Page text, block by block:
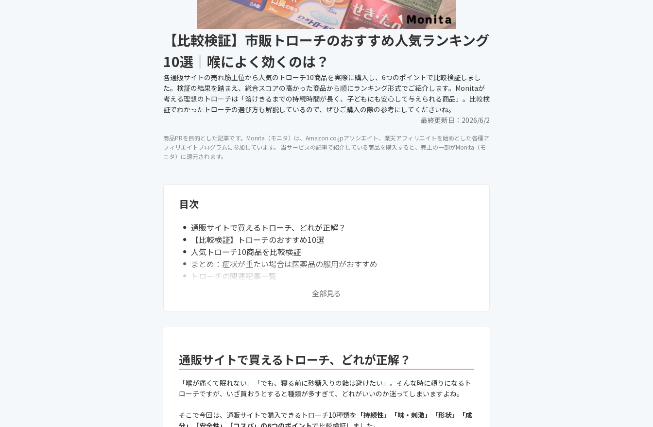
【比較検証】市販トローチのおすすめ人気ランキング
10選｜喉によく効くのは？
各通販サイトの売れ筋上位から人気のトローチ10商品を実際に購入し、6つのポイントで比較検証しまし
た。検証の結果を踏まえ、総合スコアの高かった商品から順にランキング形式でご紹介します。Monitaが
考える理想のトローチは「溶けきるまでの持続時間が長く、子どもにも安心して与えられる商品」。比較検
証でわかったトローチの選び方も解説しているので、ぜひご購入の際の参考にしてくださいね。
最終更新日： 2026/6/2
商品PRを目的とした記事です。Monita（モニタ）は、Amazon.co.jpアソシエイト、楽天アフィリエイトを始めとした各種ア
フィリエイトプログラムに参加しています。 当サービスの記事で紹介している商品を購入すると、売上の一部がMonita（モ
ニタ）に還元されます。
目次
通販サイトで買えるトローチ、どれが正解？
【比較検証】トローチのおすすめ10選
人気トローチ10商品を比較検証
まとめ：症状が重たい場合は医薬品の服用がおすすめ
トローチの関連記事一覧
全部見る
通販サイトで買えるトローチ、どれが正解？
「喉が痛くて眠れない」「でも、寝る前に砂糖入りの飴は避けたい」。そんな時に頼りになるト
ローチですが、いざ買おうとすると種類が多すぎて、どれがいいのか迷ってしまいますよね。
そこで今回は、通販サイトで購入できるトローチ10種類を 「持続性」「味・刺激」「形状」「成